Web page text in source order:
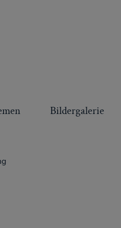
Bildergalerie